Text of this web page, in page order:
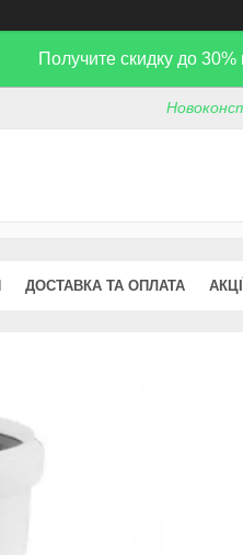
Получите скидку до
ДОСТАВКА ТА ОПЛАТА АКЦІЇ